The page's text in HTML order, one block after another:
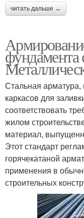
читать дальше →
Стальная
каркасов для
соответствовать
жилом
материал,
Этот стандарт
горячекатаной
применения в
строительных